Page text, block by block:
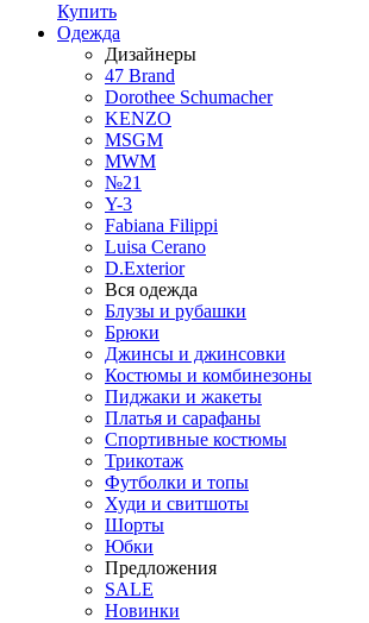
Купить
Одежда
Дизайнеры
47 Brand
Dorothee Schumacher
KENZO
MSGM
MWM
№21
Y-3
Fabiana Filippi
Luisa Cerano
D.Exterior
Вся одежда
Блузы и рубашки
Брюки
Джинсы и джинсовки
Костюмы и комбинезоны
Пиджаки и жакеты
Платья и сарафаны
Спортивные костюмы
Трикотаж
Футболки и топы
Худи и свитшоты
Шорты
Юбки
Предложения
SALE
Новинки